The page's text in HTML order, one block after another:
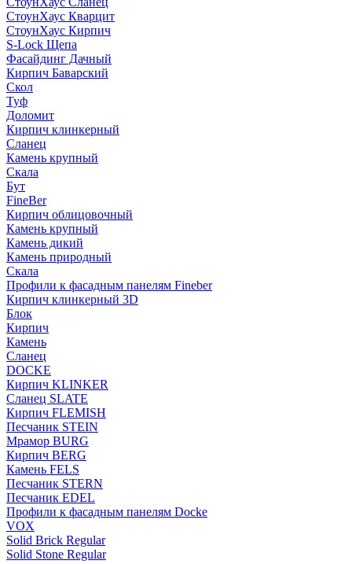
СтоунХаус Кварцит
СтоунХаус Кирпич
S-Lock Щепа
Фасайдинг Дачный
Кирпич Баварский
Скол
Туф
Доломит
Кирпич клинкерный
Сланец
Камень крупный
Скала
Бут
FineBer
Кирпич облицовочный
Камень крупный
Камень дикий
Камень природный
Скала
Профили к фасадным панелям Fineber
Кирпич клинкерный 3D
Блок
Кирпич
Камень
Сланец
DOCKE
Кирпич KLINKER
Сланец SLATE
Кирпич FLEMISH
Пес­ча­ник STEIN
Мрамор BURG
Кирпич BERG
Камень FELS
Пес­ча­ник STERN
Пес­ча­ник EDEL
Профили к фасадным панелям Docke
VOX
Solid Brick Regular
Solid Stone Regular